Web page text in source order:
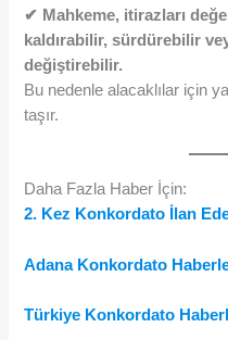
✔ Mahkeme, itirazları
kaldırabilir, sürdürebilir
değiştirebilir.
Bu nedenle alacaklılar için
taşır.
Daha Fazla Haber İçin:
2. Kez Konkordato İlan
Adana Konkordato
Türkiye Konkordato